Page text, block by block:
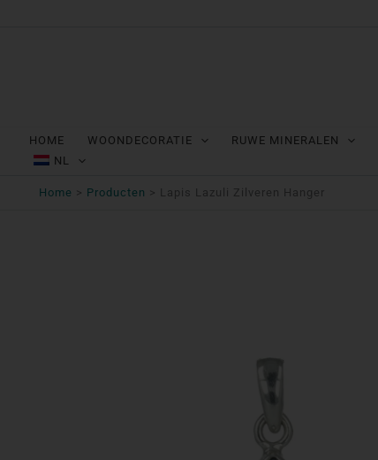
HOME WOONDECORATIE RUWE MINERALEN
NL
Home Producten Lapis Lazuli Zilveren Hanger